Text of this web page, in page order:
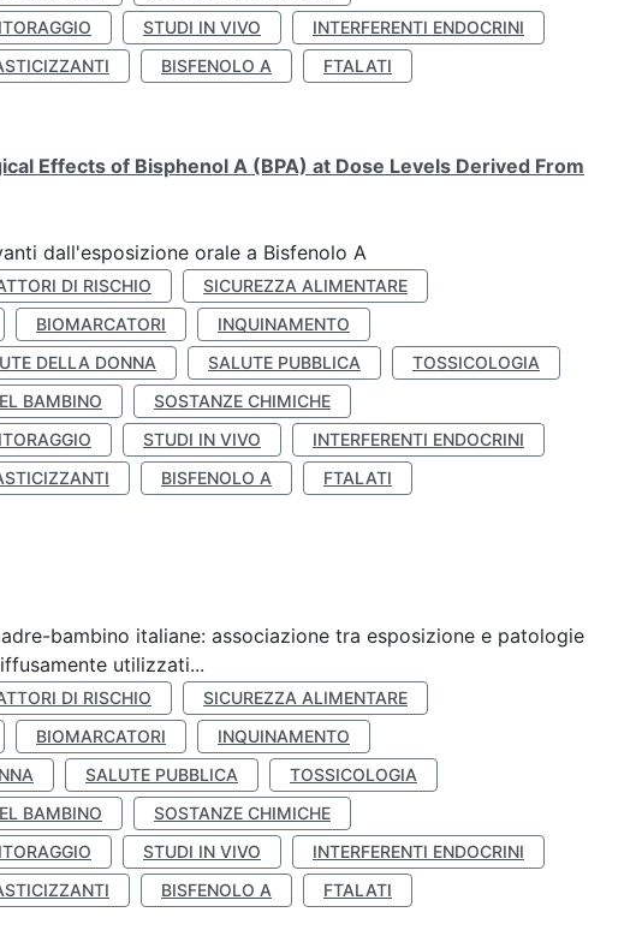
STUDI IN VIVO
INTERFERENTI ENDOCRINI
BISFENOLO A
FTALATI
Effects of Bisphenol A (BPA) at Dose Levels Derived From
dall'esposizione orale a Bisfenolo A
DI RISCHIO
SICUREZZA ALIMENTARE
BIOMARCATORI
INQUINAMENTO
DELLA DONNA SALUTE PUBBLICA
TOSSICOLOGIA
BAMBINO
SOSTANZE CHIMICHE
STUDI IN VIVO
INTERFERENTI ENDOCRINI
BISFENOLO A
FTALATI
bambino italiane: associazione tra esposizione e patologie
utilizzati...
DI RISCHIO
SICUREZZA ALIMENTARE
BIOMARCATORI
INQUINAMENTO
SALUTE PUBBLICA
TOSSICOLOGIA
BAMBINO
SOSTANZE CHIMICHE
STUDI IN VIVO
INTERFERENTI ENDOCRINI
BISFENOLO A
FTALATI